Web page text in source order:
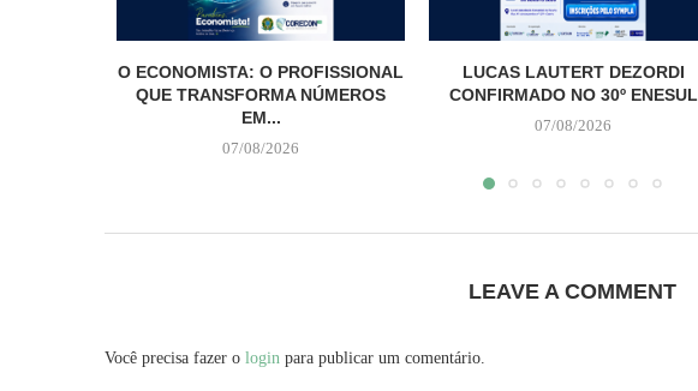
O ECONOMISTA: O PROFISSIONAL
QUE TRANSFORMA NÚMEROS
EM...
07/08/2026
LUCAS LAUTERT DEZORDI
CONFIRMADO NO 30º ENESUL
07/08/2026
LEAVE A COMMENT
Você precisa fazer o login para publicar um comentário.